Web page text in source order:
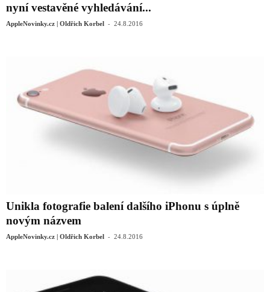
nyní vestavěné vyhledávání...
AppleNovinky.cz | Oldřich Korbel - 24.8.2016
Unikla fotografie balení dalšího iPhonu s úplně
novým názvem
AppleNovinky.cz | Oldřich Korbel - 24.8.2016